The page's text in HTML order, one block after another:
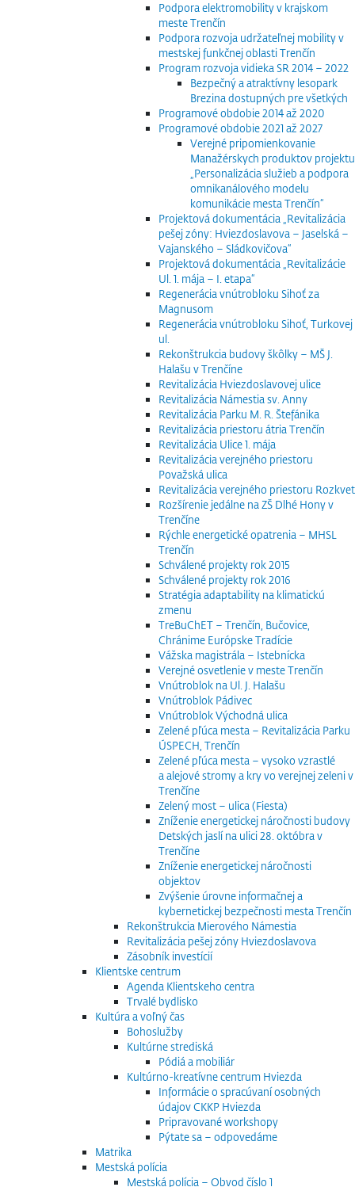
Podpora elektromobility v krajskom
meste Trenčín
Podpora rozvoja udržateľnej mobility v
mestskej funkčnej oblasti Trenčín
Program rozvoja vidieka SR 2014 – 2022
Bezpečný a atraktívny lesopark
Brezina dostupných pre všetkých
Programové obdobie 2014 až 2020
Programové obdobie 2021 až 2027
Verejné pripomienkovanie
Manažérskych produktov projektu
„Personalizácia služieb a podpora
omnikanálového modelu
komunikácie mesta Trenčín“
Projektová dokumentácia „Revitalizácia
pešej zóny: Hviezdoslavova – Jaselská –
Vajanského – Sládkovičova“
Projektová dokumentácia „Revitalizácie
Ul. 1. mája – I. etapa“
Regenerácia vnútrobloku Sihoť za
Magnusom
Regenerácia vnútrobloku Sihoť, Turkovej
ul.
Rekonštrukcia budovy škôlky – MŠ J.
Halašu v Trenčíne
Revitalizácia Hviezdoslavovej ulice
Revitalizácia Námestia sv. Anny
Revitalizácia Parku M. R. Štefánika
Revitalizácia priestoru átria Trenčín
Revitalizácia Ulice 1. mája
Revitalizácia verejného priestoru
Považská ulica
Revitalizácia verejného priestoru Rozkvet
Rozšírenie jedálne na ZŠ Dlhé Hony v
Trenčíne
Rýchle energetické opatrenia – MHSL
Trenčín
Schválené projekty rok 2015
Schválené projekty rok 2016
Stratégia adaptability na klimatickú
zmenu
TreBuChET – Trenčín, Bučovice,
Chránime Európske Tradície
Vážska magistrála – Istebnícka
Verejné osvetlenie v meste Trenčín
Vnútroblok na Ul. J. Halašu
Vnútroblok Pádivec
Vnútroblok Východná ulica
Zelené pľúca mesta – Revitalizácia Parku
ÚSPECH, Trenčín
Zelené pľúca mesta – vysoko vzrastlé
a alejové stromy a kry vo verejnej zeleni v
Trenčíne
Zelený most – ulica (Fiesta)
Zníženie energetickej náročnosti budovy
Detských jaslí na ulici 28. októbra v
Trenčíne
Zníženie energetickej náročnosti
objektov
Zvýšenie úrovne informačnej a
kybernetickej bezpečnosti mesta Trenčín
Rekonštrukcia Mierového Námestia
Revitalizácia pešej zóny Hviezdoslavova
Zásobník investícií
Klientske centrum
Agenda Klientskeho centra
Trvalé bydlisko
Kultúra a voľný čas
Bohoslužby
Kultúrne strediská
Pódiá a mobiliár
Kultúrno-kreatívne centrum Hviezda
Informácie o spracúvaní osobných
údajov CKKP Hviezda
Pripravované workshopy
Pýtate sa – odpovedáme
Matrika
Mestská polícia
Mestská polícia – Obvod číslo 1